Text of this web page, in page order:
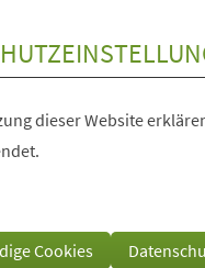
dieser Website
Cookies